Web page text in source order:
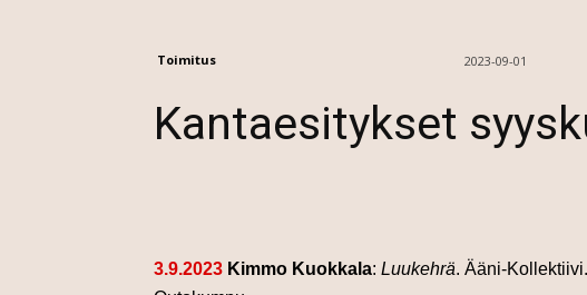
Toimitus 2023-09-01
Kantaesitykset
3.9.2023 Kimmo Kuokkala: Luukehrä. Ääni-Kollektiivi.